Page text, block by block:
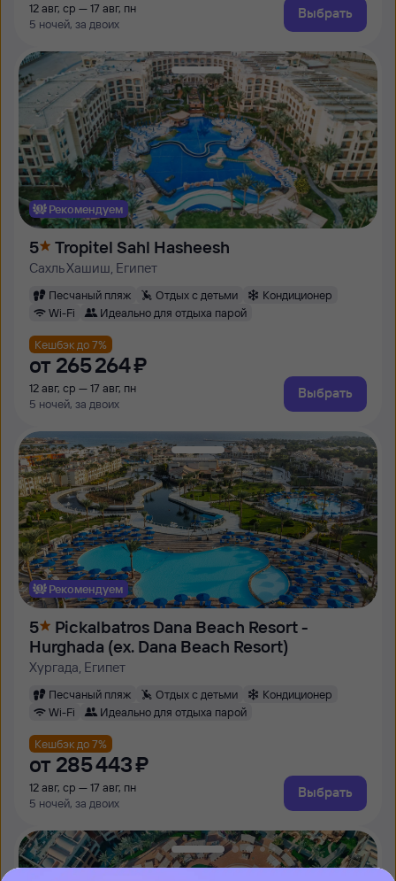
12 авг, ср — 17 авг, пн
5 ночей, за двоих
Выбрать
Рекомендуем
5 Tropitel Sahl Hasheesh
Сахль Хашиш, Египет
Песчаный пляж Отдых с детьми
Кондиционер
Wi-Fi
Идеально для отдыха парой
Кешбэк до 7%
от 265 ⁠264 ⁠₽
12 авг, ср — 17 авг, пн
5 ночей, за двоих
Выбрать
Рекомендуем
5
Pickalbatros Dana Beach Resort -
Hurghada (ex. Dana Beach Resort)
Хургада, Египет
Песчаный пляж Отдых с детьми
Кондиционер
Wi-Fi
Идеально для отдыха парой
Кешбэк до 7%
от 285 ⁠443 ⁠₽
12 авг, ср — 17 авг, пн
5 ночей, за двоих
Выбрать